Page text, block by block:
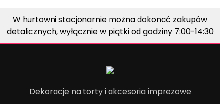
W hurtowni stacjonarnie można dokonać zakupów
detalicznych, wyłącznie w piątki od godziny 7:00-14:30
Dekoracje na torty i akcesoria imprezowe